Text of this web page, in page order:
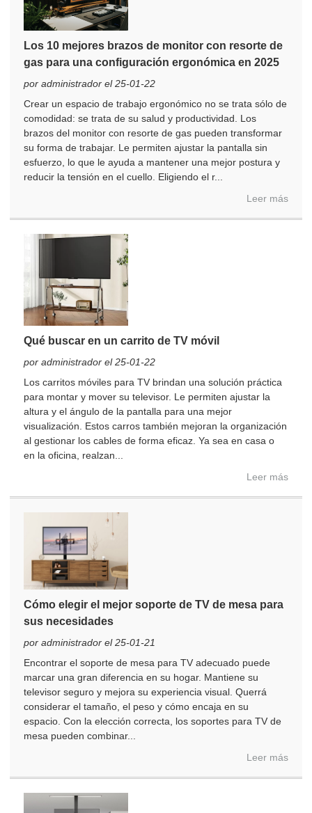
Los 10 mejores brazos de monitor con resorte de
gas para una configuración ergonómica en 2025
por administrador el 25-01-22
Crear un espacio de trabajo ergonómico no se trata sólo de
comodidad: se trata de su salud y productividad. Los
brazos del monitor con resorte de gas pueden transformar
su forma de trabajar. Le permiten ajustar la pantalla sin
esfuerzo, lo que le ayuda a mantener una mejor postura y
reducir la tensión en el cuello. Eligiendo el r...
Leer más
Qué buscar en un carrito de TV móvil
por administrador el 25-01-22
Los carritos móviles para TV brindan una solución práctica
para montar y mover su televisor. Le permiten ajustar la
altura y el ángulo de la pantalla para una mejor
visualización. Estos carros también mejoran la organización
al gestionar los cables de forma eficaz. Ya sea en casa o
en la oficina, realzan...
Leer más
Cómo elegir el mejor soporte de TV de mesa para
sus necesidades
por administrador el 25-01-21
Encontrar el soporte de mesa para TV adecuado puede
marcar una gran diferencia en su hogar. Mantiene su
televisor seguro y mejora su experiencia visual. Querrá
considerar el tamaño, el peso y cómo encaja en su
espacio. Con la elección correcta, los soportes para TV de
mesa pueden combinar...
Leer más×
VERIFICA TU IDENTIDAD
ENVIAR UNA SOLICITUD